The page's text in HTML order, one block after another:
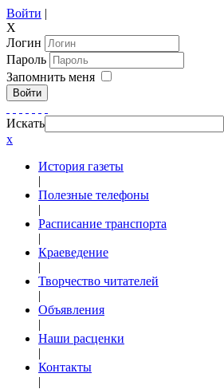
Войти |
X
Логин
Пароль
Запомнить меня
Войти
Искать
x
История газеты
|
Полезные телефоны
|
Расписание транспорта
|
Краеведение
|
Творчество читателей
|
Объявления
|
Наши расценки
|
Контакты
|